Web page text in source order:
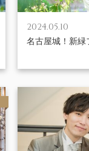
2024.05.10
名古屋城！新緑